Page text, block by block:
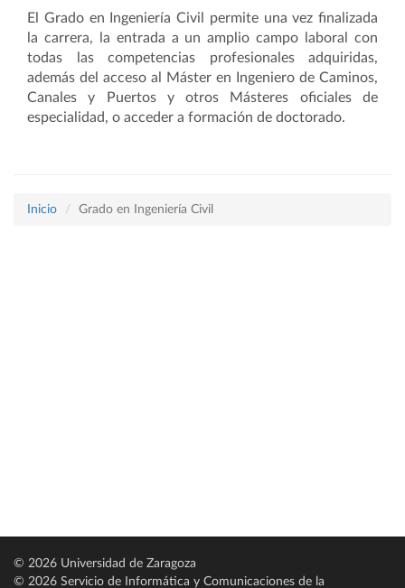
El Grado en Ingeniería Civil permite una vez finalizada
la carrera, la entrada a un amplio campo laboral con
todas las competencias profesionales adquiridas,
además del acceso al Máster en Ingeniero de Caminos,
Canales y Puertos y otros Másteres oficiales de
especialidad, o acceder a formación de doctorado.
Inicio Grado en Ingeniería Civil
© 2026 Universidad de Zaragoza
© 2026 Servicio de Informática y Comunicaciones de la